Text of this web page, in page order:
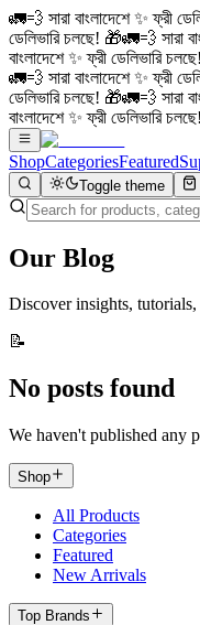
🚛💨 সারা বাংলাদেশে ✨ ফ্রী
ডেলিভারি চলছে! 🎁🚛💨 সারা
বাংলাদেশে ✨ ফ্রী ডেলিভারি
🚛💨 সারা বাংলাদেশে ✨ ফ্রী
ডেলিভারি চলছে! 🎁🚛💨 সারা
বাংলাদেশে ✨ ফ্রী ডেলিভারি
ShopCategoriesFeatured
Toggle theme
Our Blog
Discover insights,
📝
No posts found
We haven't published any
Shop
All Products
Categories
Featured
New Arrivals
Top Brands